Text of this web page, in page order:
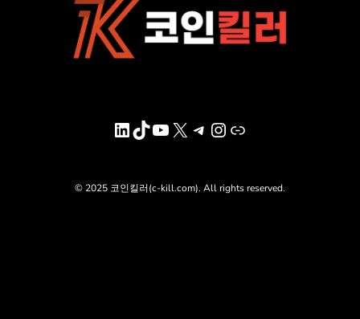
LinkedIn
TikTok
YouTube
X Telegram
Instagram
링크
© 2025 코인킬러(c-kill.com). All rights reserved.